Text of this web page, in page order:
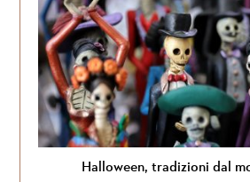
Halloween, tradizioni dal mondo